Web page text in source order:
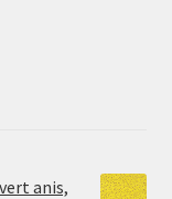
anis,